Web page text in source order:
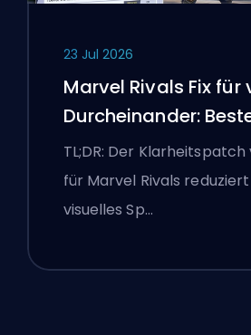
23 Jul 2026
Marvel Rivals Fix für
Durcheinander:
Einstellungen nach
vom 16. Juli
TL;DR: Der Klarheitspatch
für Marvel Rivals
visuelles Sp…